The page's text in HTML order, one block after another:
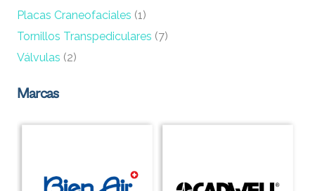
Placas Craneofaciales (1)
Tornillos Transpediculares (7)
Válvulas (2)
Marcas